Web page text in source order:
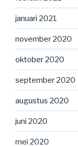
januari 2021
november 2020
oktober 2020
september 2020
augustus 2020
juni 2020
mei 2020